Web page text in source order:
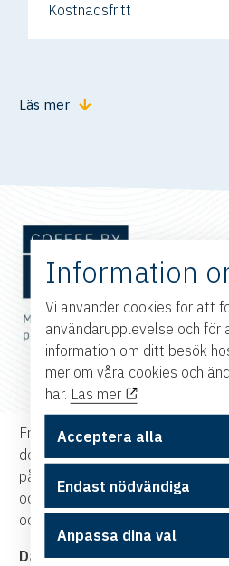
Kostnadsfritt
Läs mer
Frontits erfarna projektledare
den snabba förändringstakten
på dagens projektledning. För
och skapa bestående resultat
och tillit viktiga
Dag:9 december
Information
Vi använder cookies för att
användarupplevelse och för
information om ditt besök
mer om våra cookies och
här. Läs mer
Acceptera alla
Endast nödvändiga
Anpassa dina val